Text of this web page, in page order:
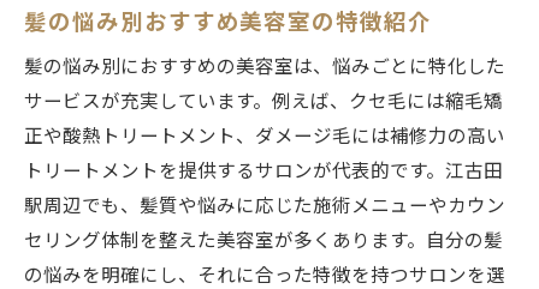
髪の悩み別おすすめ美容室の特徴紹介
髪の悩み別におすすめの美容室は、悩みごとに特化した
サービスが充実しています。例えば、クセ毛には縮毛矯
正や酸熱トリートメント、ダメージ毛には補修力の高い
トリートメントを提供するサロンが代表的です。江古田
駅周辺でも、髪質や悩みに応じた施術メニューやカウン
セリング体制を整えた美容室が多くあります。自分の髪
の悩みを明確にし、それに合った特徴を持つサロンを選